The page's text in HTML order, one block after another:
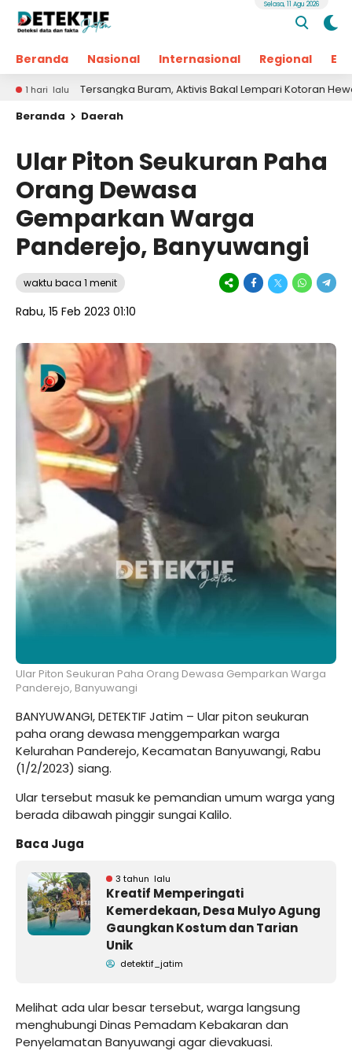
Beranda Nasional Internasional Regional
Selasa, 11 Agu 2026
Tersangka Buram, Aktivis Bakal Lempari Kotoran Hewan ke
Beranda
Daerah
Ular Piton Seukuran Paha
Orang Dewasa
Gemparkan Warga
Panderejo, Banyuwangi
waktu baca 1 menit
Rabu, 15 Feb 2023 01:10
Ular Piton Seukuran Paha Orang Dewasa Gemparkan Warga
Panderejo, Banyuwangi
BANYUWANGI, DETEKTIF Jatim – Ular piton seukuran
paha orang dewasa menggemparkan warga
Kelurahan Panderejo, Kecamatan Banyuwangi, Rabu
(1/2/2023) siang.
Ular tersebut masuk ke pemandian umum warga yang
berada dibawah pinggir sungai Kalilo.
Baca Juga
3 tahun lalu
Kreatif Memperingati
Kemerdekaan, Desa Mulyo Agung
Gaungkan Kostum dan Tarian
Unik
detektif_jatim
Melihat ada ular besar tersebut, warga langsung
menghubungi Dinas Pemadam Kebakaran dan
Penyelamatan Banyuwangi agar dievakuasi.